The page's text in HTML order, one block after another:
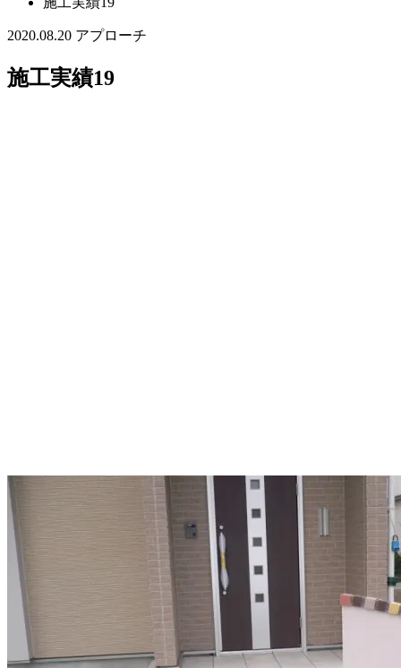
2020.08.20 アプローチ
施工実績19